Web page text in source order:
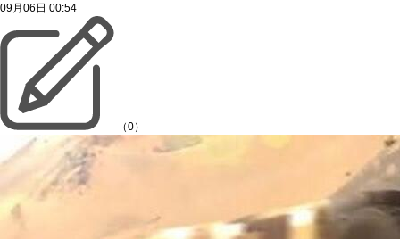
09月06日 00:54
（0）